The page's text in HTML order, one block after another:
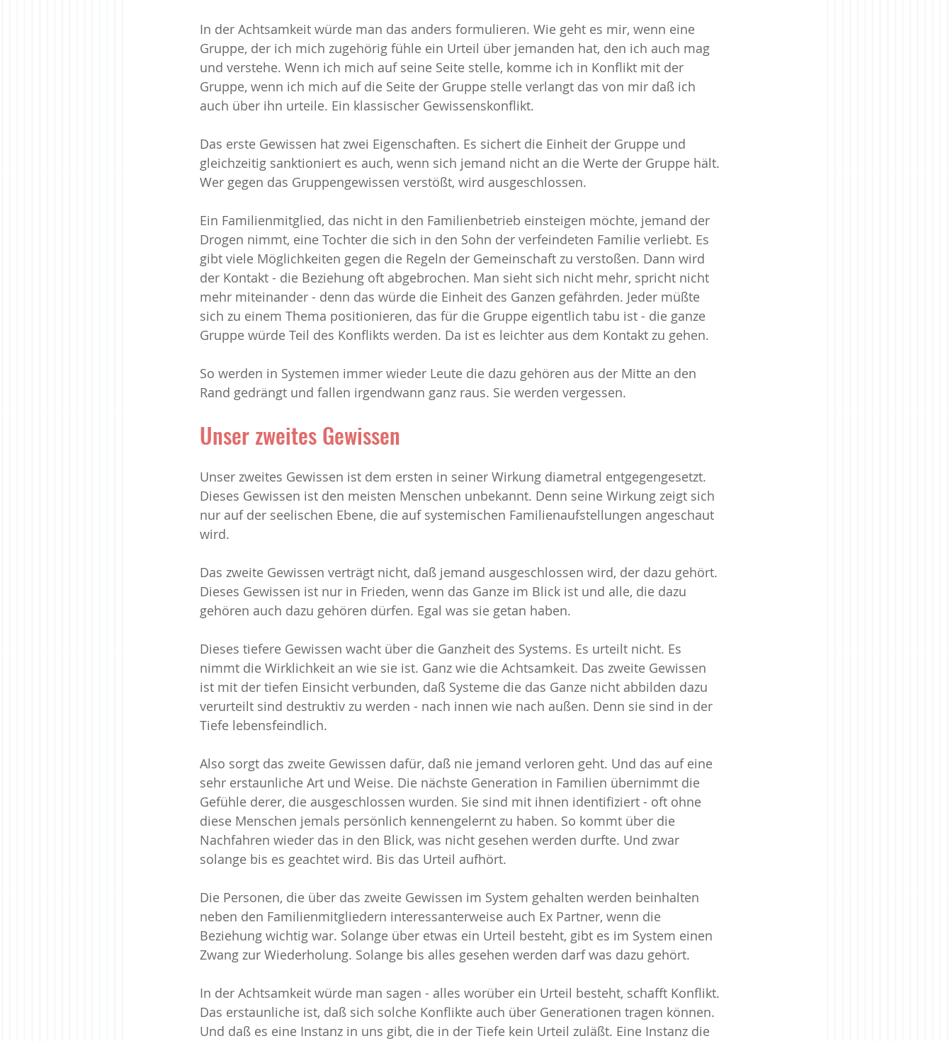
In der Achtsamkeit würde man das anders formulieren. Wie geht es mir, wenn eine
Gruppe, der ich mich zugehörig fühle ein Urteil über jemanden hat, den ich auch mag
und verstehe. Wenn ich mich auf seine Seite stelle, komme ich in Konflikt mit der
Gruppe, wenn ich mich auf die Seite der Gruppe stelle verlangt das von mir daß ich
auch über ihn urteile. Ein klassischer Gewissenskonflikt.
Das erste Gewissen hat zwei Eigenschaften. Es sichert die Einheit der Gruppe und
gleichzeitig sanktioniert es auch, wenn sich jemand nicht an die Werte der Gruppe hält.
Wer gegen das Gruppengewissen verstößt, wird ausgeschlossen.
Ein Familienmitglied, das nicht in den Familienbetrieb einsteigen möchte, jemand der
Drogen nimmt, eine Tochter die sich in den Sohn der verfeindeten Familie verliebt. Es
gibt viele Möglichkeiten gegen die Regeln der Gemeinschaft zu verstoßen. Dann wird
der Kontakt - die Beziehung oft abgebrochen. Man sieht sich nicht mehr, spricht nicht
mehr miteinander - denn das würde die Einheit des Ganzen gefährden. Jeder müßte
sich zu einem Thema positionieren, das für die Gruppe eigentlich tabu ist - die ganze
Gruppe würde Teil des Konflikts werden. Da ist es leichter aus dem Kontakt zu gehen.
So werden in Systemen immer wieder Leute die dazu gehören aus der Mitte an den
Rand gedrängt und fallen irgendwann ganz raus. Sie werden vergessen.
Unser zweites Gewissen
Unser zweites Gewissen ist dem ersten in seiner Wirkung diametral entgegengesetzt.
Dieses Gewissen ist den meisten Menschen unbekannt. Denn seine Wirkung zeigt sich
nur auf der seelischen Ebene, die auf systemischen Familienaufstellungen angeschaut
wird.
Das zweite Gewissen verträgt nicht, daß jemand ausgeschlossen wird, der dazu gehört.
Dieses Gewissen ist nur in Frieden, wenn das Ganze im Blick ist und alle, die dazu
gehören auch dazu gehören dürfen. Egal was sie getan haben.
Dieses tiefere Gewissen wacht über die Ganzheit des Systems. Es urteilt nicht. Es
nimmt die Wirklichkeit an wie sie ist. Ganz wie die Achtsamkeit. Das zweite Gewissen
ist mit der tiefen Einsicht verbunden, daß Systeme die das Ganze nicht abbilden dazu
verurteilt sind destruktiv zu werden - nach innen wie nach außen. Denn sie sind in der
Tiefe lebensfeindlich.
Also sorgt das zweite Gewissen dafür, daß nie jemand verloren geht. Und das auf eine
sehr erstaunliche Art und Weise. Die nächste Generation in Familien übernimmt die
Gefühle derer, die ausgeschlossen wurden. Sie sind mit ihnen identifiziert - oft ohne
diese Menschen jemals persönlich kennengelernt zu haben. So kommt über die
Nachfahren wieder das in den Blick, was nicht gesehen werden durfte. Und zwar
solange bis es geachtet wird. Bis das Urteil aufhört.
Die Personen, die über das zweite Gewissen im System gehalten werden beinhalten
neben den Familienmitgliedern interessanterweise auch Ex Partner, wenn die
Beziehung wichtig war. Solange über etwas ein Urteil besteht, gibt es im System einen
Zwang zur Wiederholung. Solange bis alles gesehen werden darf was dazu gehört.
In der Achtsamkeit würde man sagen - alles worüber ein Urteil besteht, schafft Konflikt.
Das erstaunliche ist, daß sich solche Konflikte auch über Generationen tragen können.
Und daß es eine Instanz in uns gibt, die in der Tiefe kein Urteil zuläßt. Eine Instanz die